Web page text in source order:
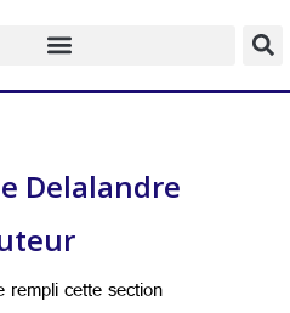
Delalandre
rempli cette section